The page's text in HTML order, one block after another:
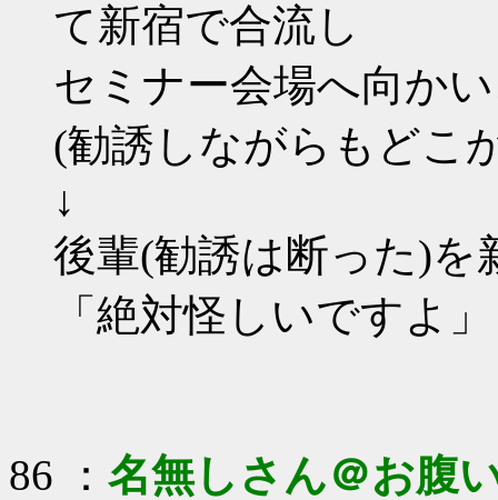
て新宿で合流し
セミナー会場へ向か
(勧誘しながらもどこ
↓
後輩(勧誘は断った)を
「絶対怪しいですよ
86 ： 名無しさん＠お腹